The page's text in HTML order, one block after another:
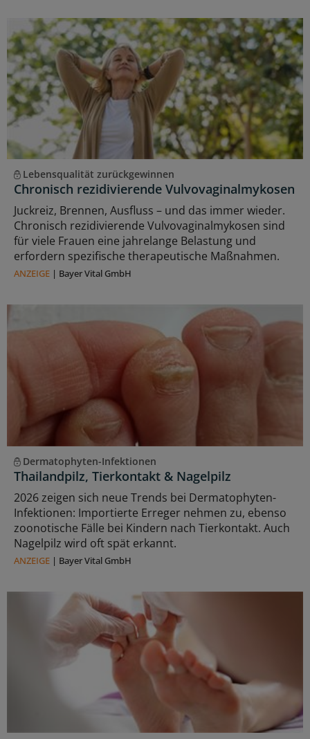
Lebensqualität zurückgewinnen
Chronisch rezidivierende Vulvovaginalmykosen
Juckreiz, Brennen, Ausfluss – und das immer wieder.
Chronisch rezidivierende Vulvovaginalmykosen sind
für viele Frauen eine jahrelange Belastung und
erfordern spezifische therapeutische Maßnahmen.
ANZEIGE | Bayer Vital GmbH
Dermatophyten-Infektionen
Thailandpilz, Tierkontakt & Nagelpilz
2026 zeigen sich neue Trends bei Dermatophyten-
Infektionen: Importierte Erreger nehmen zu, ebenso
zoonotische Fälle bei Kindern nach Tierkontakt. Auch
Nagelpilz wird oft spät erkannt.
ANZEIGE | Bayer Vital GmbH